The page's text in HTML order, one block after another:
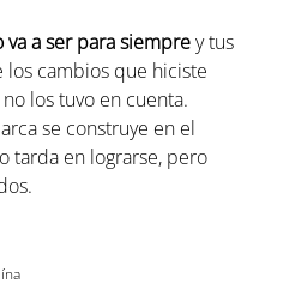
a ser para siempre y tus
los cambios que hiciste
los tuvo en cuenta.
se construye en el
tarda en lograrse, pero